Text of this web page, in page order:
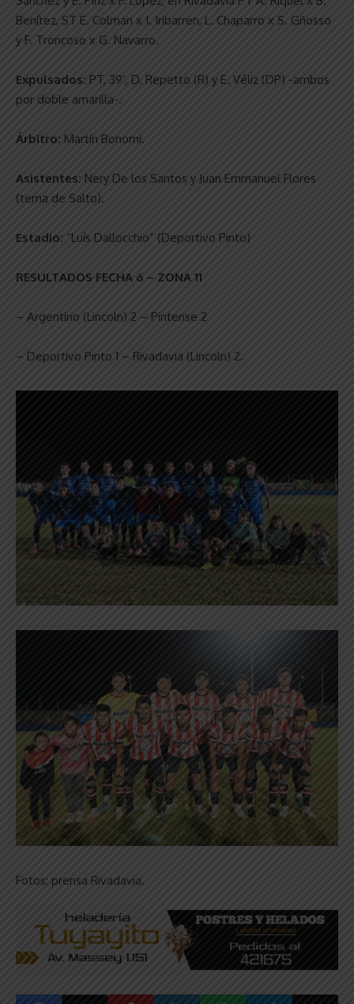
Benítez, ST E. Colman x I. Iribarren, L. Chaparro x S. Gñosso
y F. Troncoso x G. Navarro.
Expulsados: PT, 39’, D. Repetto (R) y E. Véliz (DP) -ambos
por doble amarilla-.
Árbitro: Martín Bonomi.
Asistentes: Nery De los Santos y Juan Emmanuel Flores
(terna de Salto).
Estadio: “Luís Dallocchio” (Deportivo Pinto)
RESULTADOS FECHA 6 – ZONA 11
– Argentino (Lincoln) 2 – Pintense 2
– Deportivo Pinto 1 – Rivadavia (Lincoln) 2.
Fotos: prensa Rivadavia.